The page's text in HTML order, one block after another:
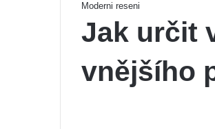
Moderni reseni
Jak určit
vnějšího